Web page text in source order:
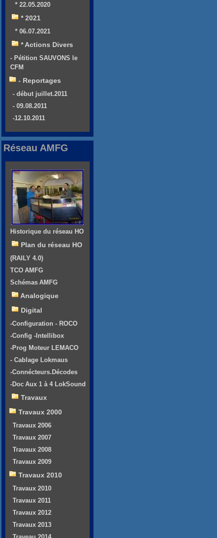
* 22.05.2020
* 2021
* 06.07.2021
* Actions Divers
- Pétition SAUVONS le
CFM
- Reportages
- début juillet.2011
- 09.08.2011
-12.10.2011
Réseau AMFG
Historique du réseau HO
Plan du réseau HO
(RAILY 4.0)
TCO AMFG
Schémas AMFG
Analogique
Digital
-Configuration - ROCO
-Config -Intellibox
-Prog Moteur LEMACO
- Cablage Lokmaus
-Connécteurs.Décodes
-Doc Aux 1 à 4 LokSound
Travaux
Travaux 2000
Travaux 2006
Travaux 2007
Travaux 2008
Travaux 2009
Travaux 2010
Travaux 2010
Travaux 2011
Travaux 2012
Travaux 2013